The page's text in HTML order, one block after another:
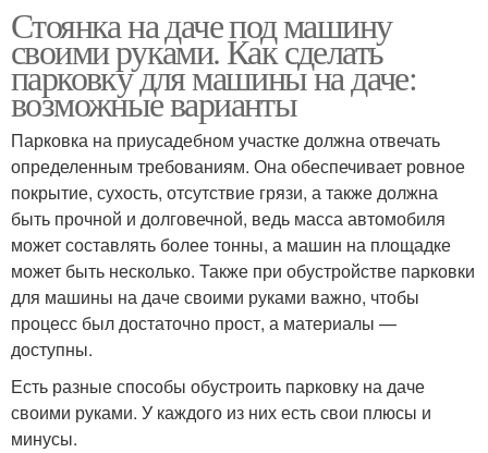
Стоянка на даче под машину
своими руками. Как сделать
парковку для машины на даче:
возможные варианты
Парковка на приусадебном участке должна отвечать
определенным требованиям. Она обеспечивает ровное
покрытие, сухость, отсутствие грязи, а также должна
быть прочной и долговечной, ведь масса автомобиля
может составлять более тонны, а машин на площадке
может быть несколько. Также при обустройстве парковки
для машины на даче своими руками важно, чтобы
процесс был достаточно прост, а материалы —
доступны.
Есть разные способы обустроить парковку на даче
своими руками. У каждого из них есть свои плюсы и
минусы.